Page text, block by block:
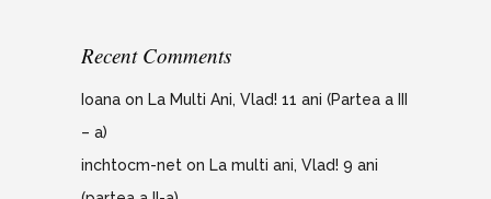
Recent Comments
Ioana on La Multi Ani, Vlad! 11 ani (Partea a III
– a)
inchtocm-net on La multi ani, Vlad! 9 ani